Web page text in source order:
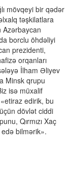
mövqeyi bir qədər
təşkilatlara
Azərbaycan
borclu öhdəliyi
prezidenti,
orqanları
İlham Əliyev
Minsk qrupu
isə müxalif
edirik, bu
dövlət ciddi
Qırmızı Xaç
edə bilmərik».